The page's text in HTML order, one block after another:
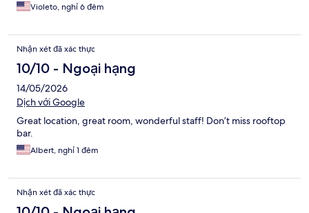
Violeto, nghỉ 6 đêm
Nhận xét đã xác thực
10/10 - Ngoại hạng
14/05/2026
Dịch với Google
Great location, great room, wonderful staff! Don’t miss rooftop
bar.
Albert, nghỉ 1 đêm
Nhận xét đã xác thực